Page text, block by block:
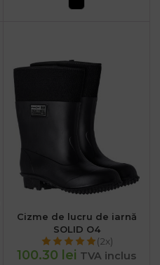
Cizme de lucru de iarnă
SOLID O4
(2x)
100.30 lei TVA inclus